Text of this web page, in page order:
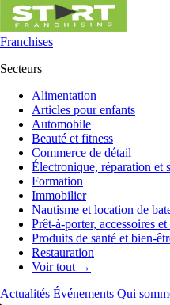
Franchises
Secteurs
Alimentation
Articles pour enfants
Automobile
Beauté et fitness
Commerce de détail
Électronique, réparation et
Formation
Immobilier
Nautisme et location de
Prêt-à-porter, accessoires
Produits de santé et bien-
Restauration
Voir tout →
Actualités Événements Qui